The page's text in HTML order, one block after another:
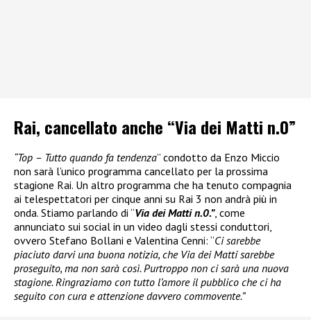
Rai, cancellato anche “Via dei Matti n.0”
“Top – Tutto quando fa tendenza” condotto da Enzo Miccio
non sarà l’unico programma cancellato per la prossima
stagione Rai. Un altro programma che ha tenuto compagnia
ai telespettatori per cinque anni su Rai 3 non andrà più in
onda. Stiamo parlando di “Via dei Matti n.0.”, come
annunciato sui social in un video dagli stessi conduttori,
ovvero Stefano Bollani e Valentina Cenni: “Ci sarebbe
piaciuto darvi una buona notizia, che Via dei Matti sarebbe
proseguito, ma non sarà così. Purtroppo non ci sarà una nuova
stagione. Ringraziamo con tutto l’amore il pubblico che ci ha
seguito con cura e attenzione davvero commovente.”